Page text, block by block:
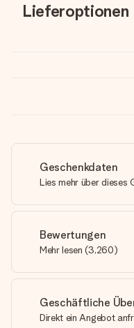
Lieferoptionen
Geschenkdaten
Lies mehr über dieses
Bewertungen
Mehr lesen (3,260)
Geschäftliche
Direkt ein Angebot